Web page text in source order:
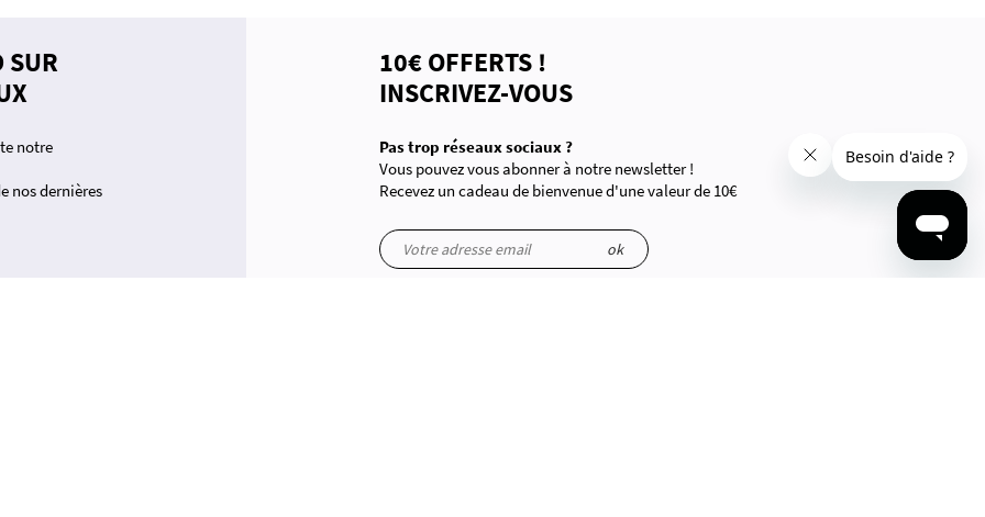
SUR
notre
nos dernières
10€ OFFERTS !
INSCRIVEZ-VOUS
Pas trop réseaux sociaux ?
Vous pouvez vous abonner à notre newsletter !
Recevez un cadeau de bienvenue d'une valeur de 10€
ok
avec les réglementations. Personnalisez vos préférences pour contrôler la manière dont vos informations sont manipulées.